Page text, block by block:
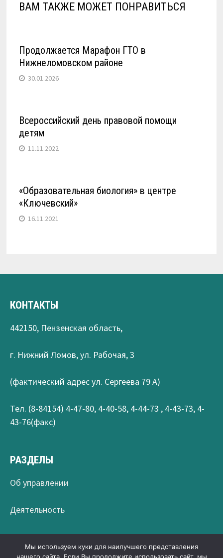
ВАМ ТАКЖЕ МОЖЕТ ПОНРАВИТЬСЯ
Продолжается Марафон ГТО в
Нижнеломовском районе
30.01.2026
Всероссийский день правовой помощи
детям
11.11.2022
«Образовательная биология» в центре
«Ключевский»
16.11.2021
КОНТАКТЫ
442150, Пензенская область,
г. Нижний Ломов, ул. Рабочая, 3
(фактический адрес ул. Сергеева 79 А)
Тел. (8-84154) 4-47-80, 4-40-58, 4-44-73 , 4-43-73, 4-
43-76(факс)
РАЗДЕЛЫ
Об управлении
Деятельность
Мы используем куки для наилучшего представления